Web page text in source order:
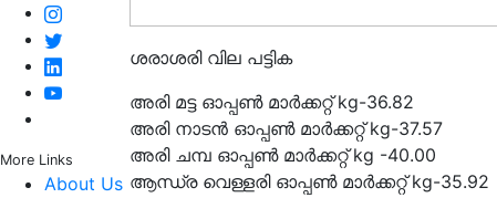
More Links
About Us
ശരാശരി വില പട്ടിക
അരി മട്ട ഓപ്പൺ മാർക്കറ്റ് kg-36.82
അരി നാടൻ ഓപ്പൺ മാർക്കറ്റ് kg-37.57
അരി ചമ്പ ഓപ്പൺ മാർക്കറ്റ് kg -40.00
ആന്ധ്ര വെള്ളരി ഓപ്പൺ മാർക്കറ്റ് kg-35.92